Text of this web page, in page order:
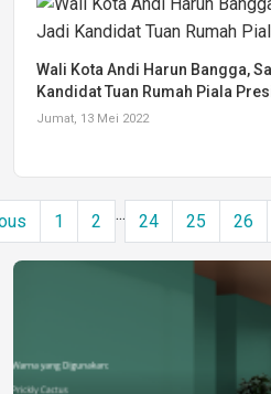
Wali Kota Andi Harun Bangga,
Kandidat Tuan Rumah Piala
Jumat, 13 Mei 2022
1 2 ... 24 25 26